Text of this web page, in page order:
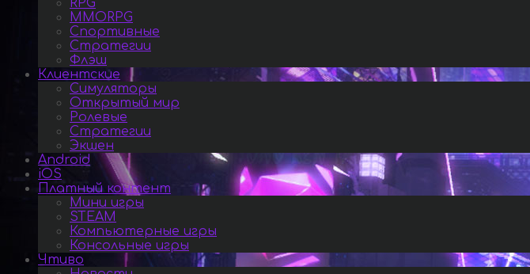
RPG
MMORPG
Спортивные
Стратегии
Флэш
Клиентские
Симуляторы
Открытый мир
Ролевые
Стратегии
Экшен
Android
iOS
Платный контент
Мини игры
STEAM
Компьютерные игры
Консольные игры
Чтиво